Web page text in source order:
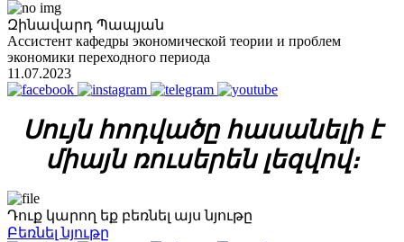
Զինավարդ Պապյան
Ассистент кафедры экономической теории и проблем
экономики переходного периода
11.07.2023
Սույն հոդվածը հասանելի է
միայն ռուսերեն լեզվով։
Դուք կարող եք բեռնել այս նյութը
Բեռնել նյութը